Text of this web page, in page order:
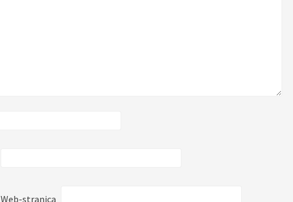
Web-stranica